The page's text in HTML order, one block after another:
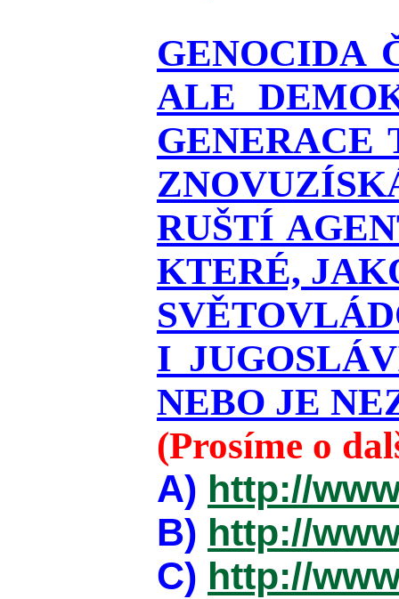
GENOCIDA
ALE
RUŠTÍ
KTERÉ,
I
NEBO JE
(Prosíme o
A) http://
B) http://
C) http://